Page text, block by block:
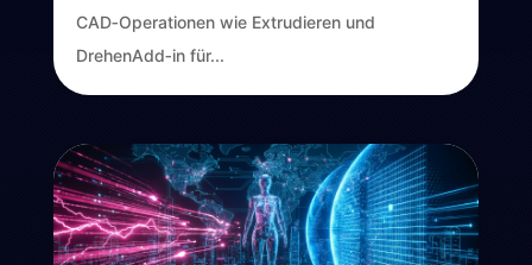
CAD‑Operationen wie Extrudieren und
DrehenAdd‑in für...